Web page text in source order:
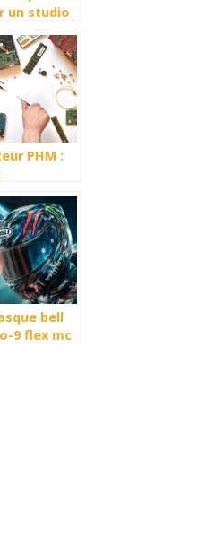
un studio
PHM :
bell
9 flex mc